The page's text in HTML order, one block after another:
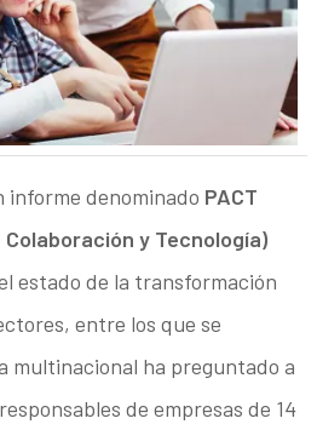
informe denominado PACT
y Tecnología)
estado de la transformación
entre los que se
multinacional ha preguntado a
de empresas de 14